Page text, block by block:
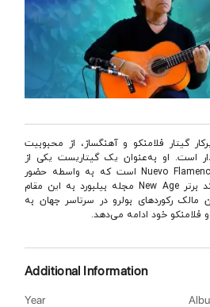
گیتار فلامنکو و آهنگساز، از محبوبیت
است. او به‌عنوان یک گیتاریست یکی از
محبوب‌ترین نوازندگان ژانر Nuevo Flamenco است که به واسطه حضور
قدرتمندش در میان ده هنرمند برتر New Age مجله بیلبورد به این مقام
رکوردهای بولرو در سرتاسر جهان به
فلامنکو خود ادامه می‌دهد.
Additional Information
Year